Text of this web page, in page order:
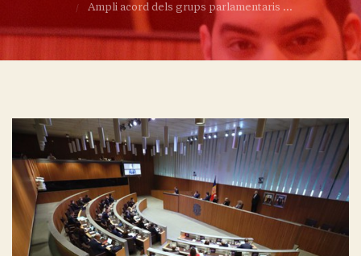
Ampli acord dels grups parlamentaris ...